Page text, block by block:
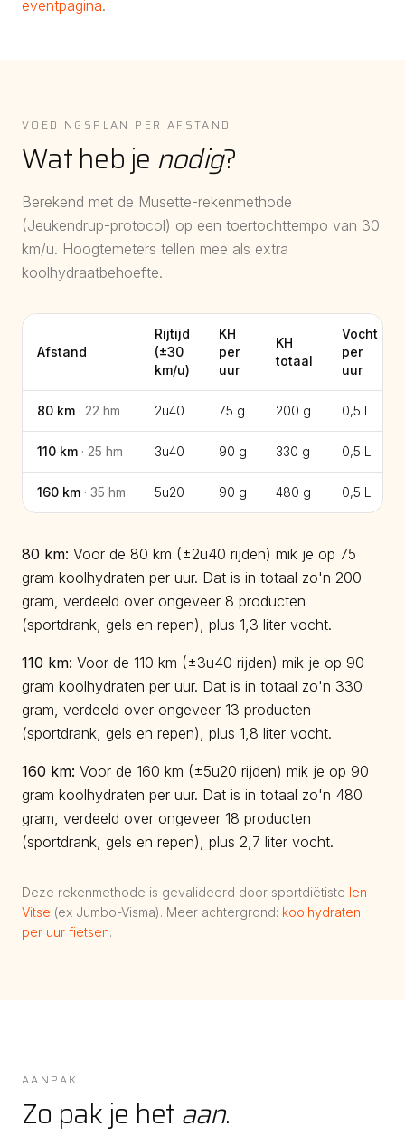
eventpagina.
VOEDINGSPLAN PER AFSTAND
Wat heb je nodig?
Berekend met de Musette-rekenmethode
(Jeukendrup-protocol) op een toertochttempo van 30
km/u. Hoogtemeters tellen mee als extra
koolhydraatbehoefte.
Afstand
Rijtijd
(±30
km/u)
KH
per
uur
KH
totaal
Vocht
per
uur
80 km · 22 hm 2u40 75 g 200 g 0,5 L
110 km · 25 hm 3u40 90 g 330 g 0,5 L
160 km · 35 hm 5u20 90 g 480 g 0,5 L
80 km: Voor de 80 km (±2u40 rijden) mik je op 75
gram koolhydraten per uur. Dat is in totaal zo'n 200
gram, verdeeld over ongeveer 8 producten
(sportdrank, gels en repen), plus 1,3 liter vocht.
110 km: Voor de 110 km (±3u40 rijden) mik je op 90
gram koolhydraten per uur. Dat is in totaal zo'n 330
gram, verdeeld over ongeveer 13 producten
(sportdrank, gels en repen), plus 1,8 liter vocht.
160 km: Voor de 160 km (±5u20 rijden) mik je op 90
gram koolhydraten per uur. Dat is in totaal zo'n 480
gram, verdeeld over ongeveer 18 producten
(sportdrank, gels en repen), plus 2,7 liter vocht.
Deze rekenmethode is gevalideerd door sportdiëtiste Ien
Vitse (ex Jumbo-Visma). Meer achtergrond: koolhydraten
per uur fietsen.
AANPAK
Zo pak je hetaan.